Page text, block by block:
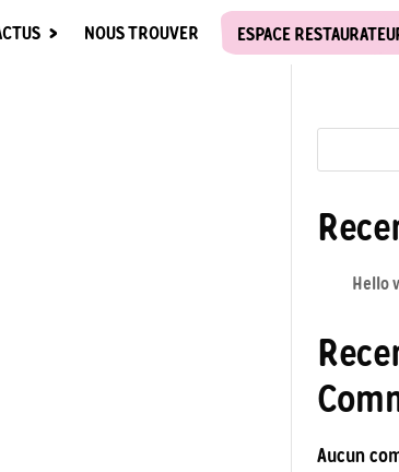
NOUS TROUVER ESPACE
Hello
Aucun